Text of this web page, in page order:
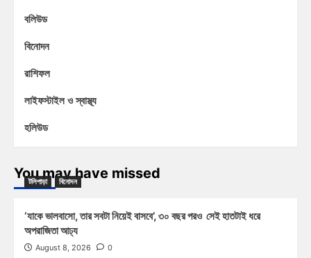
বলিউড
বিনোদন
রাশিফল
লাইফস্টাইল ও স্বাস্থ্য
হলিউড
You may have missed
টলিপাড়া বিনোদন
‘যাকে ভালবাসো, তার সবটা নিয়েই বাসবে’, ৩০ বছর পরও সেই হাতটাই ধরে
অপরাজিতা আঢ্য
August 8, 2026 0